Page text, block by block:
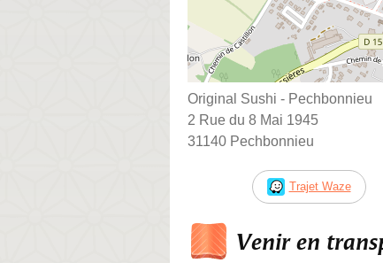
Original Sushi - Pechbonnieu
2 Rue du 8 Mai 1945
31140 Pechbonnieu
Trajet Waze
Venir en